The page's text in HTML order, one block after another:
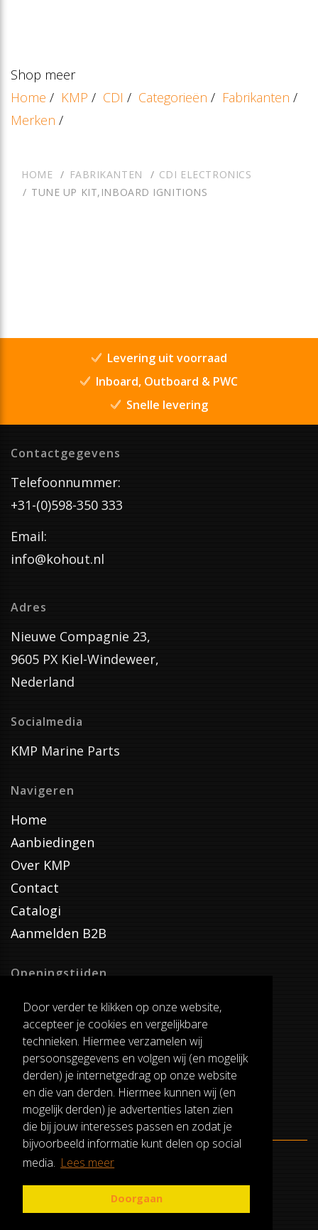
Door verder te klikken op onze website,
accepteer je cookies en vergelijkbare
technieken. Hiermee verzamelen wij
persoonsgegevens en volgen wij (en mogelijk
derden) je internetgedrag op onze website
en die van derden. Hiermee kunnen wij (en
mogelijk derden) je advertenties laten zien
die bij jouw interesses passen en zodat je
bijvoorbeeld informatie kunt delen op social
media. Lees meer
Doorgaan
Shop meer
Home / KMP / CDI / Categorieën / Fabrikanten /
Merken /
HOME FABRIKANTEN
CDI ELECTRONICS
TUNE UP KIT,INBOARD IGNITIONS
Levering uit voorraad
Inboard, Outboard & PWC
Snelle levering
Contactgegevens
Telefoonnummer:
+31-(0)598-350 333
Email:
info@kohout.nl
Adres
Nieuwe Compagnie 23,
9605 PX Kiel-Windeweer,
Nederland
Socialmedia
KMP Marine Parts
Navigeren
Home
Aanbiedingen
Over KMP
Contact
Catalogi
Aanmelden B2B
Openingstijden
Dinsdag T/M Zaterdag
van 8:00-17:00
Verzenddagen
Dinsdag T/M Vrijdag
Pauze
12:30-13:00
ALGEMENE VOORWAARDEN
RUILEN EN RETOURNEREN